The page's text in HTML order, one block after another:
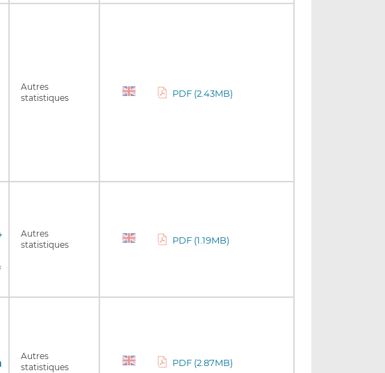
Autres
statistiques
PDF (2.43MB)
Autres
statistiques
PDF (1.19MB)
Autres
statistiques
PDF (2.87MB)